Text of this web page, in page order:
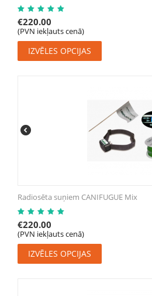
€220.00
(PVN iekļauts cenā)
IZVĒLES OPCIJAS
Radiosēta suņiem CANIFUGUE Mix
€220.00
(PVN iekļauts cenā)
IZVĒLES OPCIJAS